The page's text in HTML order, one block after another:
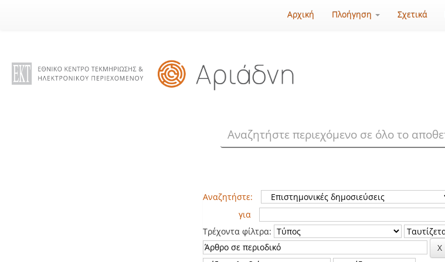
Αρχική Πλοήγηση Σχετικά
Αναζητήστε:
για
Τρέχοντα φίλτρα: